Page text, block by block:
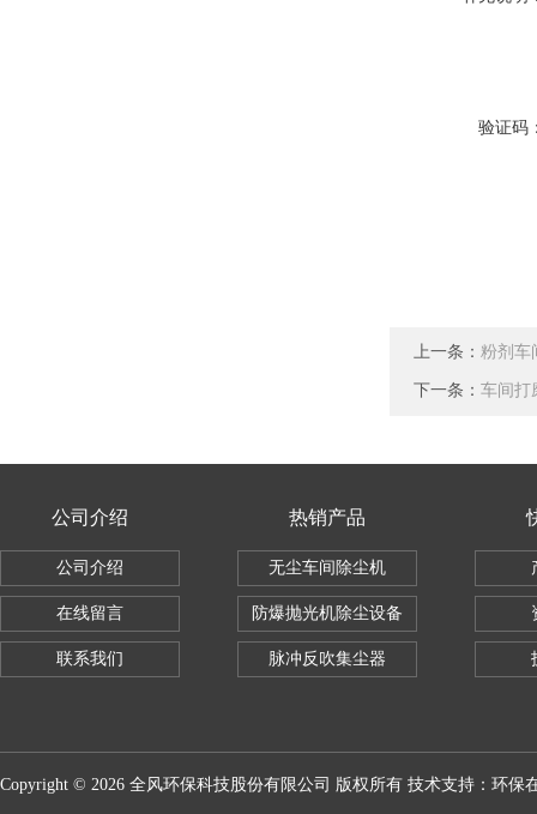
验证码
上一条： 粉剂车
下一条： 车间打
公司介绍
公司介绍
在线留言
联系我们
热销产品
无尘车间除尘机
防爆抛光机除尘设备
脉冲反吹集尘器
Copyright © 2026 全风环保科技股份有限公司 版权所有 技术支持： 环保